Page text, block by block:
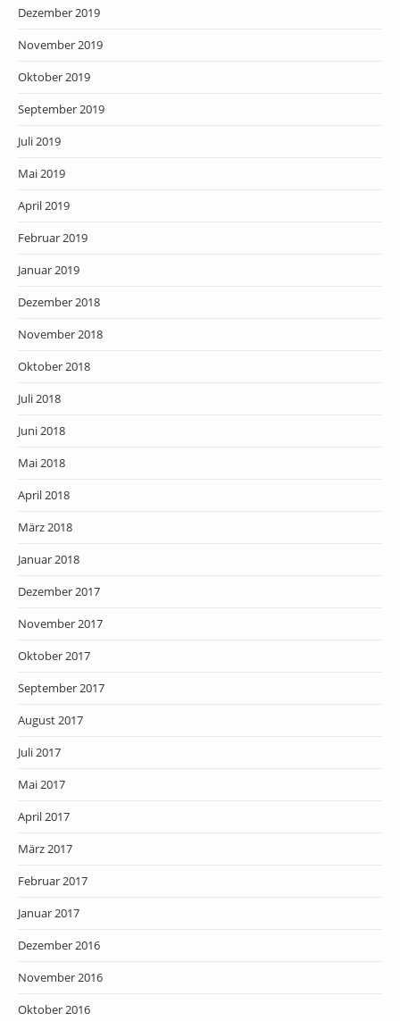
Dezember 2019
November 2019
Oktober 2019
September 2019
Juli 2019
Mai 2019
April 2019
Februar 2019
Januar 2019
Dezember 2018
November 2018
Oktober 2018
Juli 2018
Juni 2018
Mai 2018
April 2018
März 2018
Januar 2018
Dezember 2017
November 2017
Oktober 2017
September 2017
August 2017
Juli 2017
Mai 2017
April 2017
März 2017
Februar 2017
Januar 2017
Dezember 2016
November 2016
Oktober 2016